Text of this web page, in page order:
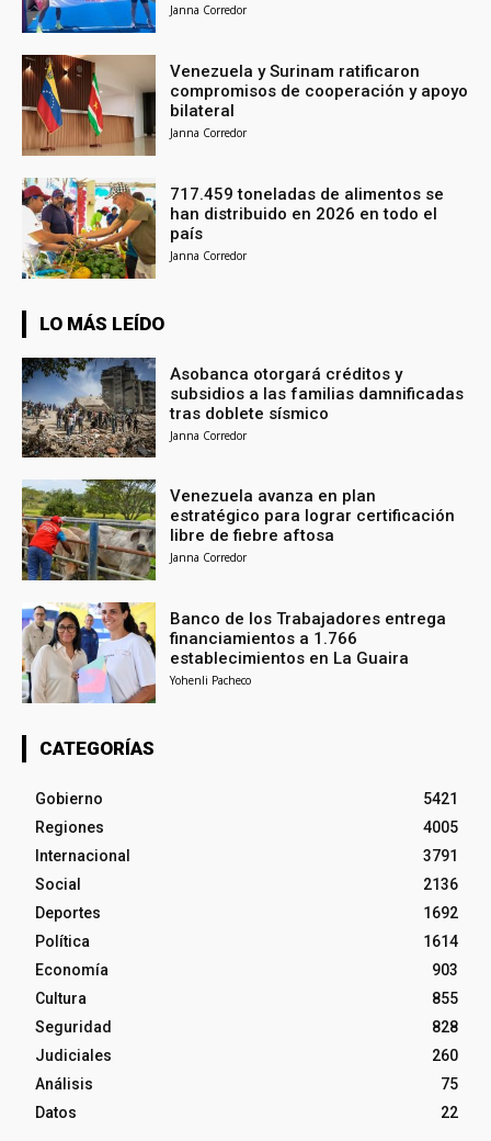
Janna Corredor
Venezuela y Surinam ratificaron
compromisos de cooperación y apoyo
bilateral
Janna Corredor
717.459 toneladas de alimentos se
han distribuido en 2026 en todo el
país
Janna Corredor
LO MÁS LEÍDO
Asobanca otorgará créditos y
subsidios a las familias damnificadas
tras doblete sísmico
Janna Corredor
Venezuela avanza en plan
estratégico para lograr certificación
libre de fiebre aftosa
Janna Corredor
Banco de los Trabajadores entrega
financiamientos a 1.766
establecimientos en La Guaira
Yohenli Pacheco
CATEGORÍAS
Gobierno
5421
Regiones
4005
Internacional
3791
Social
2136
Deportes
1692
Política
1614
Economía
903
Cultura
855
Seguridad
828
Judiciales
260
Análisis
75
Datos
22